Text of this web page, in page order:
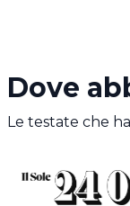
Dove
Le testate che